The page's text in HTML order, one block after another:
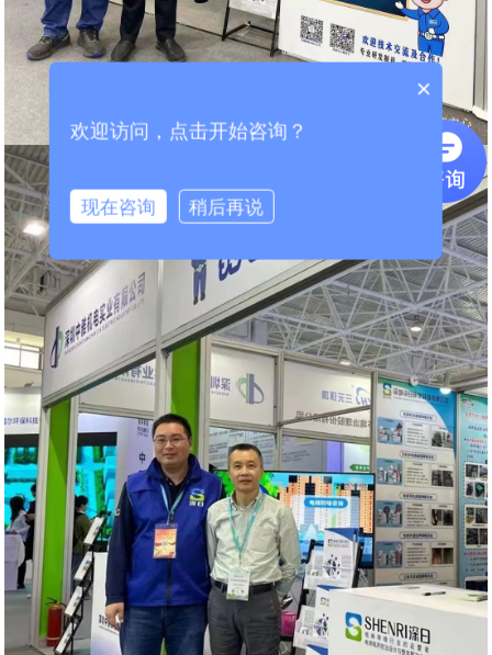
×
欢迎访问，点击开始咨询？
现在咨询 稍后再说